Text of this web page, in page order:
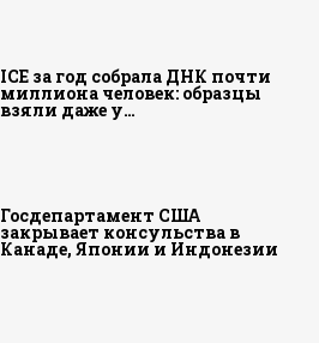
ICE за год собрала ДНК почти
миллиона человек: образцы
взяли даже у…
Госдепартамент США
закрывает консульства в
Канаде, Японии и Индонезии